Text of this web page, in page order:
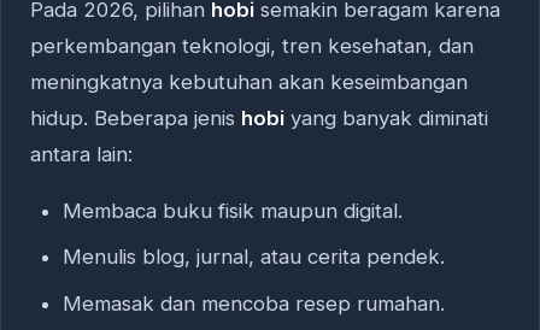
Pada 2026, pilihan hobi semakin beragam karena
perkembangan teknologi, tren kesehatan, dan
meningkatnya kebutuhan akan keseimbangan
hidup. Beberapa jenis hobi yang banyak diminati
antara lain:
Membaca buku fisik maupun digital.
Menulis blog, jurnal, atau cerita pendek.
Memasak dan mencoba resep rumahan.